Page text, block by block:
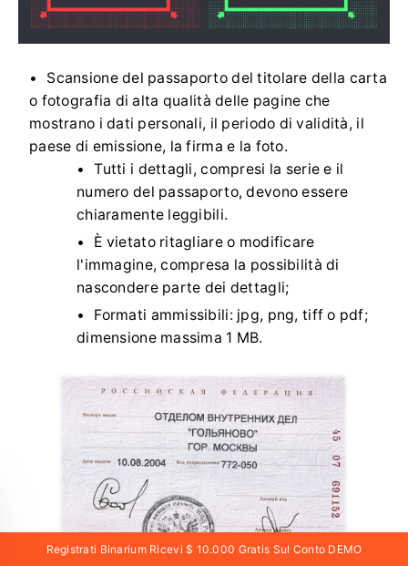
Scansione del passaporto del titolare della carta
o fotografia di alta qualità delle pagine che
mostrano i dati personali, il periodo di validità, il
paese di emissione, la firma e la foto.
Tutti i dettagli, compresi la serie e il
numero del passaporto, devono essere
chiaramente leggibili.
È vietato ritagliare o modificare
l'immagine, compresa la possibilità di
nascondere parte dei dettagli;
Formati ammissibili: jpg, png, tiff o pdf;
dimensione massima 1 MB.
Registrati Binarium Ricevi $ 10.000 Gratis Sul Conto DEMO